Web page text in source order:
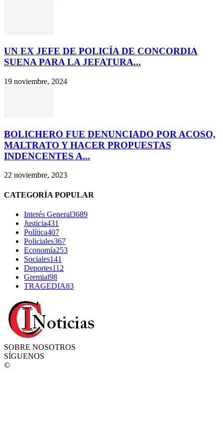
UN EX JEFE DE POLICÍA DE CONCORDIA
SUENA PARA LA JEFATURA...
19 noviembre, 2024
BOLICHERO FUE DENUNCIADO POR ACOSO,
MALTRATO Y HACER PROPUESTAS
INDENCENTES A...
22 noviembre, 2023
CATEGORÍA POPULAR
Interés General3689
Justicia431
Política407
Policiales367
Economía253
Sociales141
Deportes112
Gremial98
TRAGEDIA83
SOBRE NOSOTROS
SÍGUENOS
©